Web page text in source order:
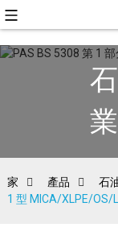
家 產品 石
1 型 MICA/XLPE/OS/